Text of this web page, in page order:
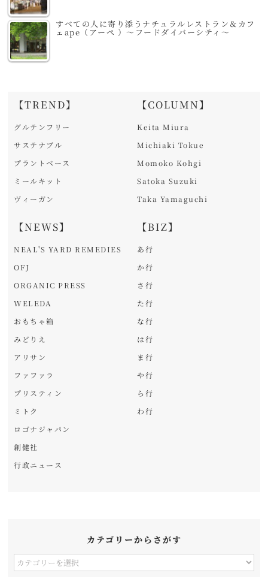
すべての人に寄り添うナチュラルレストラン＆カフ
ェape（アーペ ）～フードダイバーシティ～
【TREND】
グルテンフリー
サステナブル
プラントベース
ミールキット
ヴィーガン
【NEWS】
NEAL'S YARD REMEDIES
OFJ
ORGANIC PRESS
WELEDA
おもちゃ箱
みどりえ
アリサン
ファファラ
プリスティン
ミトク
ロゴナジャパン
創健社
行政ニュース
【COLUMN】
Keita Miura
Michiaki Tokue
Momoko Kohgi
Satoka Suzuki
Taka Yamaguchi
【BIZ】
あ行
か行
さ行
た行
な行
は行
ま行
や行
ら行
わ行
カテゴリーからさがす
カ